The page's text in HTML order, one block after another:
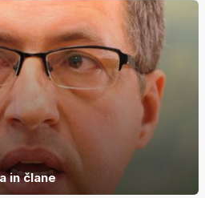
in člane